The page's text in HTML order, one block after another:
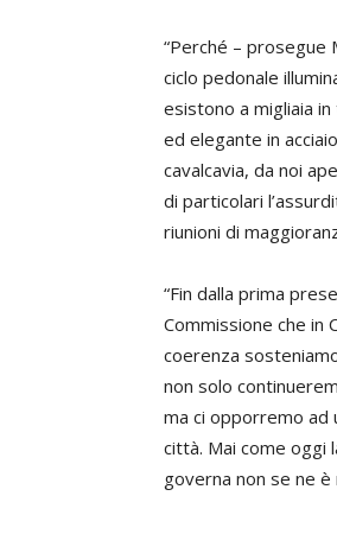
“Perché – prosegue
ciclo pedonale
esistono a migliaia
ed elegante in
cavalcavia, da noi
di particolari
riunioni di
“Fin dalla prima
Commissione che in
coerenza
non solo
ma ci opporremo ad
città. Mai come oggi
governa non se ne è